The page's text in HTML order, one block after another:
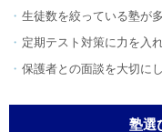
生徒数を絞っている塾が
定期テスト対策に力を入
保護者との面談を大切に
塾選